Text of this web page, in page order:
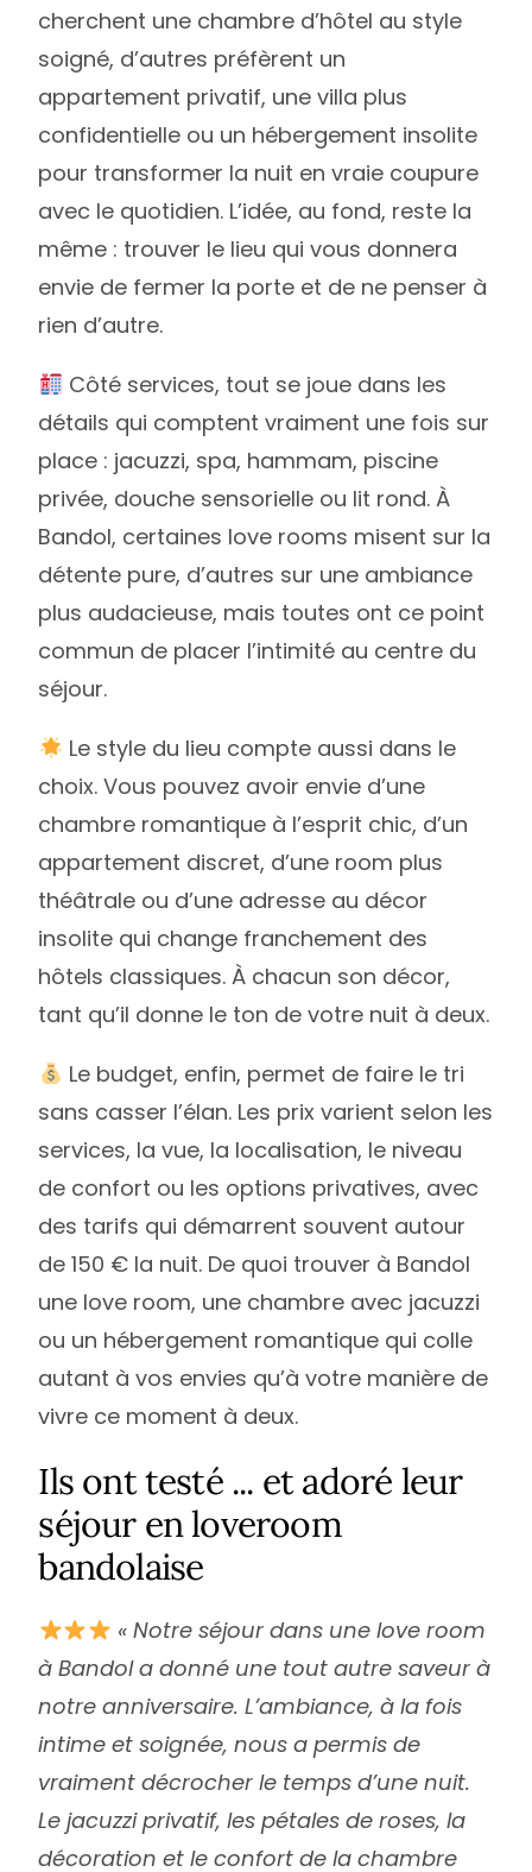
cherchent une chambre d’hôtel au style
soigné, d’autres préfèrent un
appartement privatif, une villa plus
confidentielle ou un hébergement insolite
pour transformer la nuit en vraie coupure
avec le quotidien. L’idée, au fond, reste la
même : trouver le lieu qui vous donnera
envie de fermer la porte et de ne penser à
rien d’autre.
Côté services, tout se joue dans les
détails qui comptent vraiment une fois sur
place : jacuzzi, spa, hammam, piscine
privée, douche sensorielle ou lit rond. À
Bandol, certaines love rooms misent sur la
détente pure, d’autres sur une ambiance
plus audacieuse, mais toutes ont ce point
commun de placer l’intimité au centre du
séjour.
Le style du lieu compte aussi dans le
choix. Vous pouvez avoir envie d’une
chambre romantique à l’esprit chic, d’un
appartement discret, d’une room plus
théâtrale ou d’une adresse au décor
insolite qui change franchement des
hôtels classiques. À chacun son décor,
tant qu’il donne le ton de votre nuit à deux.
Le budget, enfin, permet de faire le tri
sans casser l’élan. Les prix varient selon les
services, la vue, la localisation, le niveau
de confort ou les options privatives, avec
des tarifs qui démarrent souvent autour
de 150 € la nuit. De quoi trouver à Bandol
une love room, une chambre avec jacuzzi
ou un hébergement romantique qui colle
autant à vos envies qu’à votre manière de
vivre ce moment à deux.
Ils ont testé ... et adoré leur
séjour en loveroom
bandolaise
« Notre séjour dans une love room
à Bandol a donné une tout autre saveur à
notre anniversaire. L’ambiance, à la fois
intime et soignée, nous a permis de
vraiment décrocher le temps d’une nuit.
Le jacuzzi privatif, les pétales de roses, la
décoration et le confort de la chambre